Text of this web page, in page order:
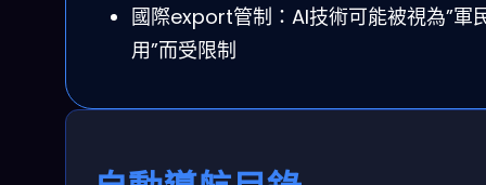
國際export管制：AI技術可能被視為”軍
用”而受限制